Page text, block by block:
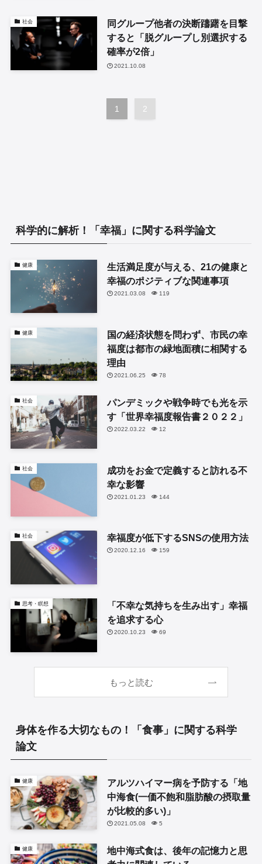
社会
同グループ他者の決断躊躇を目撃
すると「脱グループし別選択する
確率が2倍」
2021.10.08
1 2
科学的に解析！「幸福」に関する科学論文
健康
生活満足度が与える、21の健康と
幸福のポジティブな関連事項
2021.03.08 119
健康
国の経済状態を問わず、市民の幸
福度は都市の緑地面積に相関する
理由
2021.06.25 78
社会
パンデミックや戦争時でも光を示
す「世界幸福度報告書２０２２」
2022.03.22 12
社会
成功をお金で定義すると訪れる不
幸な影響
2021.01.23 144
社会 幸福度が低下するSNSの使用方法
2020.12.16 159
思考・瞑想
「不幸な気持ちを生み出す」幸福
を追求する心
2020.10.23 69
もっと読む
身体を作る大切なもの！「食事」に関する科学
論文
健康
アルツハイマー病を予防する「地
中海食(一価不飽和脂肪酸の摂取量
が比較的多い)」
2021.05.08 5
健康
地中海式食は、後年の記憶力と思